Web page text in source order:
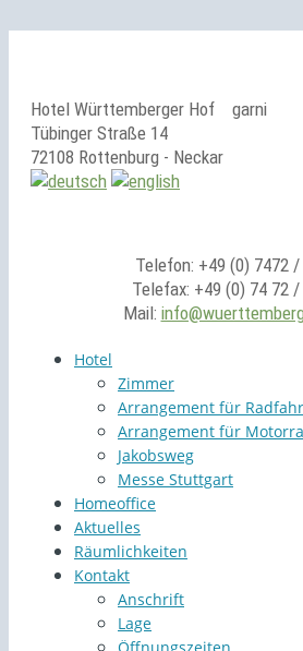
Hotel Württemberger Hof
garni
Tübinger Straße 14
72108 Rottenburg - Neckar
Telefon: +49 (0) 7472 /
Telefax: +49 (0) 74 72 /
Mail:
Hotel
Zimmer
Arrangement für
Arrangement für
Jakobsweg
Messe Stuttgart
Homeoffice
Aktuelles
Räumlichkeiten
Kontakt
Anschrift
Lage
Öffnungszeiten